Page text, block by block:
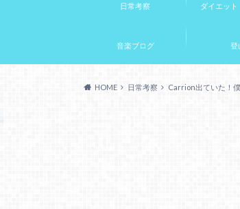
日常考察 ダイエッ
音楽ブログ 登
HOME 日常考察 Carrion出ていた！僕